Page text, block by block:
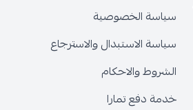
سياسة الخصوصية
سياسة الاستبدال والاسترجاع
الشروط والاحكام
خدمة دفع تمارا